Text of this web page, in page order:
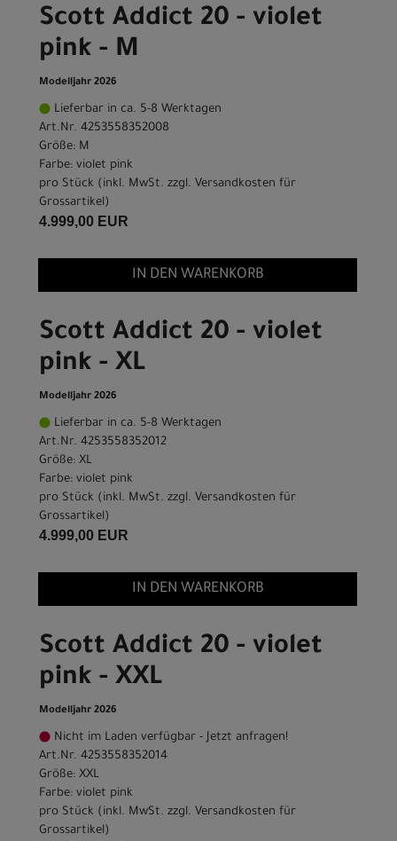
Scott Addict 20 - violet
pink - M
Modelljahr 2026
Lieferbar in ca. 5-8 Werktagen
Art.Nr. 4253558352008
Größe: M
Farbe: violet pink
pro Stück (inkl. MwSt. zzgl. Versandkosten für
Grossartikel)
4.999,00 EUR
IN DEN WARENKORB
Scott Addict 20 - violet
pink - XL
Modelljahr 2026
Lieferbar in ca. 5-8 Werktagen
Art.Nr. 4253558352012
Größe: XL
Farbe: violet pink
pro Stück (inkl. MwSt. zzgl. Versandkosten für
Grossartikel)
4.999,00 EUR
IN DEN WARENKORB
Scott Addict 20 - violet
pink - XXL
Modelljahr 2026
Nicht im Laden verfügbar - Jetzt anfragen!
Art.Nr. 4253558352014
Größe: XXL
Farbe: violet pink
pro Stück (inkl. MwSt. zzgl. Versandkosten für
Grossartikel)